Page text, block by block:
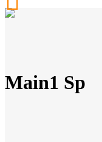
Main1 Sp